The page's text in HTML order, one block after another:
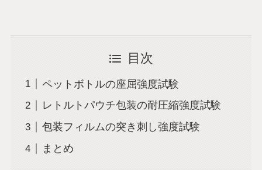
目次
ペットボトルの座屈強度試験
レトルトパウチ包装の耐圧縮強度試験
包装フィルムの突き刺し強度試験
まとめ